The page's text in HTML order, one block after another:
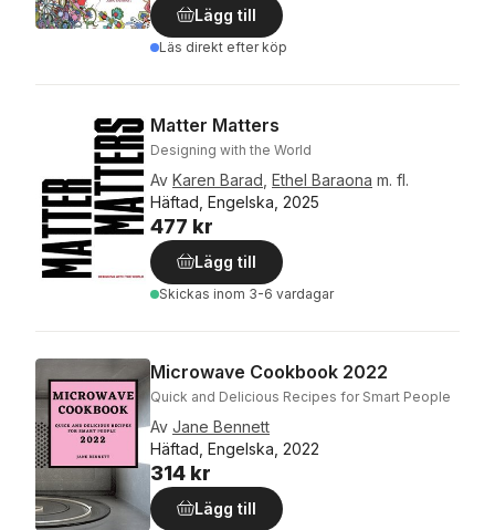
Lägg till
Läs direkt efter köp
Matter Matters
Designing with the World
Av Karen Barad Ethel Baraona m. fl.
Häftad, Engelska, 2025
477 kr
Lägg till
Skickas inom 3-6 vardagar
Microwave Cookbook 2022
Quick and Delicious Recipes for Smart People
Av Jane Bennett
Häftad, Engelska, 2022
314 kr
Lägg till